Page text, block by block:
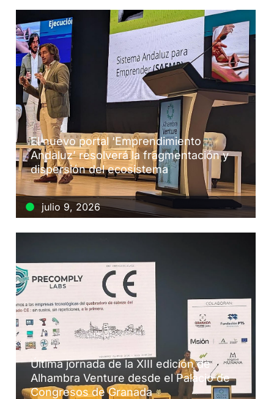
El nuevo portal ‘Emprendimiento
Andaluz’ resolverá la fragmentación y
dispersión del ecosistema
julio 9, 2026
Última jornada de la XIII edición de
Alhambra Venture desde el Palacio de
Congresos de Granada